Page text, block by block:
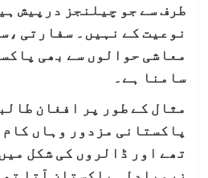
طرف سے جو چیلنجز درپیش
نوعیت کے نہیں۔ سفارتی
معاشی حوالوں سے بھی
سامنا ہے۔
مثال کے طور پر افغان
پاکستانی مزدور وہاں
تھے اور ڈالروں کی شکل